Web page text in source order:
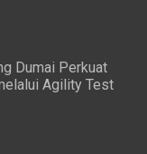
Dumai Perkuat
Agility Test